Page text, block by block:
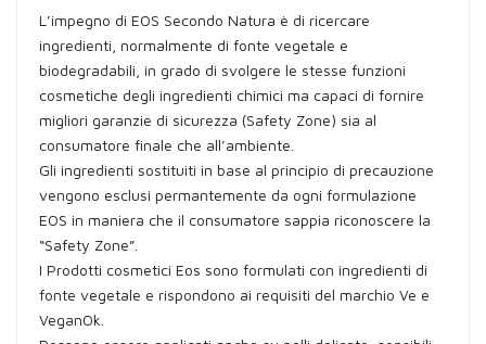
L’impegno di EOS Secondo Natura è di ricercare
ingredienti, normalmente di fonte vegetale e
biodegradabili, in grado di svolgere le stesse funzioni
cosmetiche degli ingredienti chimici ma capaci di fornire
migliori garanzie di sicurezza (Safety Zone) sia al
consumatore finale che all’ambiente.
Gli ingredienti sostituiti in base al principio di precauzione
vengono esclusi permantemente da ogni formulazione
EOS in maniera che il consumatore sappia riconoscere la
“Safety Zone”.
I Prodotti cosmetici Eos sono formulati con ingredienti di
fonte vegetale e rispondono ai requisiti del marchio Ve e
VeganOk.